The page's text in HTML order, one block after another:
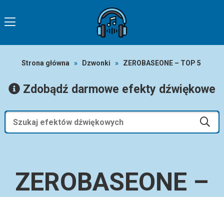
Strona główna » Dzwonki » ZEROBASEONE – TOP 5
Zdobądź darmowe efekty dźwiękowe
ZEROBASEONE –